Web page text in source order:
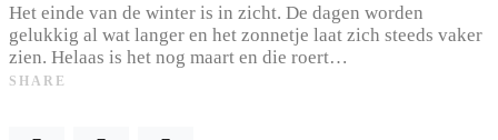
Het einde van de winter is in zicht. De dagen worden
gelukkig al wat langer en het zonnetje laat zich steeds vaker
zien. Helaas is het nog maart en die roert…
SHARE